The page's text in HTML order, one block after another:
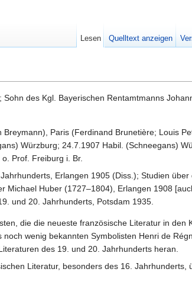
des Kgl. Bayerischen Rentamtmanns
Paris (Ferdinand Brunetière; Louis
Würzburg; 24.7.1907 Habil. (Schneegans)
Prof. Freiburg i. Br.
Erlangen 1905 (Diss.); Studien
Huber (1727–1804), Erlangen 1908
und 20. Jahrhunderts, Potsdam 1935.
die die neueste französische Literatur in den
wenig bekannten Symbolisten Henri de
des 19. und 20. Jahrhunderts heran.
Literatur, besonders des 16.
Lesen Quelltext anzeigen